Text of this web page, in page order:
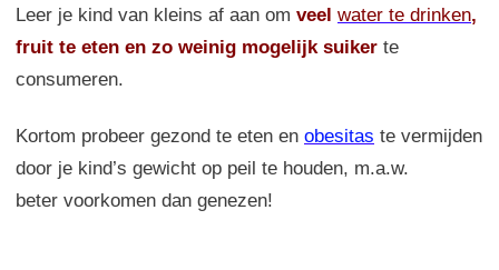
Leer je kind van kleins af aan om veel water te drinken,
fruit te eten en zo weinig mogelijk suiker te
consumeren.
Kortom probeer gezond te eten en obesitas te vermijden
door je kind’s gewicht op peil te houden, m.a.w.
beter voorkomen dan genezen!